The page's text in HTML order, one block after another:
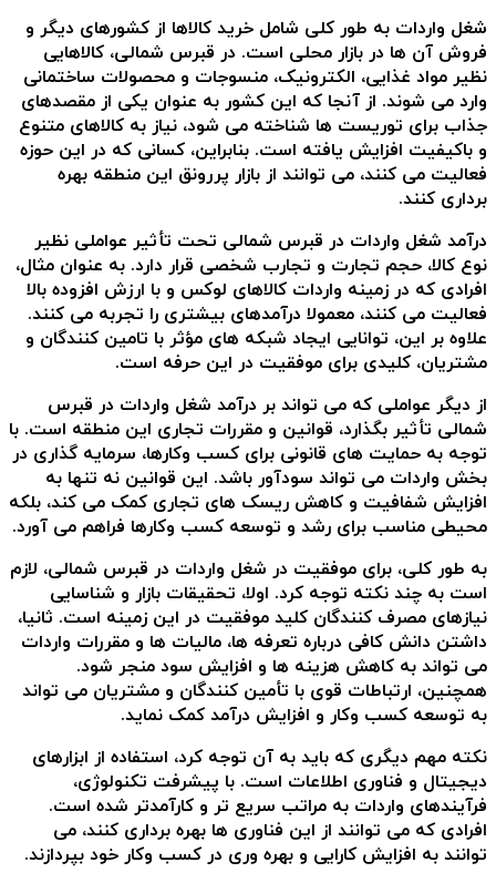
شغل واردات به طور کلی شامل خرید کالاها از کشورهای دیگر و
فروش آن ها در بازار محلی است. در قبرس شمالی، کالاهایی
نظیر مواد غذایی، الکترونیک، منسوجات و محصولات ساختمانی
وارد می شوند. از آنجا که این کشور به عنوان یکی از مقصدهای
جذاب برای توریست ها شناخته می شود، نیاز به کالاهای متنوع
و باکیفیت افزایش یافته است. بنابراین، کسانی که در این حوزه
فعالیت می کنند، می توانند از بازار پررونق این منطقه بهره
برداری کنند.
درآمد شغل واردات در قبرس شمالی تحت تأثیر عواملی نظیر
نوع کالا، حجم تجارت و تجارب شخصی قرار دارد. به عنوان مثال،
افرادی که در زمینه واردات کالاهای لوکس و با ارزش افزوده بالا
فعالیت می کنند، معمولا درآمدهای بیشتری را تجربه می کنند.
علاوه بر این، توانایی ایجاد شبکه های مؤثر با تامین کنندگان و
مشتریان، کلیدی برای موفقیت در این حرفه است.
از دیگر عواملی که می تواند بر درآمد شغل واردات در قبرس
شمالی تأثیر بگذارد، قوانین و مقررات تجاری این منطقه است. با
توجه به حمایت های قانونی برای کسب وکارها، سرمایه گذاری در
بخش واردات می تواند سودآور باشد. این قوانین نه تنها به
افزایش شفافیت و کاهش ریسک های تجاری کمک می کند، بلکه
محیطی مناسب برای رشد و توسعه کسب وکارها فراهم می آورد.
به طور کلی، برای موفقیت در شغل واردات در قبرس شمالی، لازم
است به چند نکته توجه کرد. اولا، تحقیقات بازار و شناسایی
نیازهای مصرف کنندگان کلید موفقیت در این زمینه است. ثانیا،
داشتن دانش کافی درباره تعرفه ها، مالیات ها و مقررات واردات
می تواند به کاهش هزینه ها و افزایش سود منجر شود.
همچنین، ارتباطات قوی با تأمین کنندگان و مشتریان می تواند
به توسعه کسب وکار و افزایش درآمد کمک نماید.
نکته مهم دیگری که باید به آن توجه کرد، استفاده از ابزارهای
دیجیتال و فناوری اطلاعات است. با پیشرفت تکنولوژی،
فرآیندهای واردات به مراتب سریع تر و کارآمدتر شده است.
افرادی که می توانند از این فناوری ها بهره برداری کنند، می
توانند به افزایش کارایی و بهره وری در کسب وکار خود بپردازند.